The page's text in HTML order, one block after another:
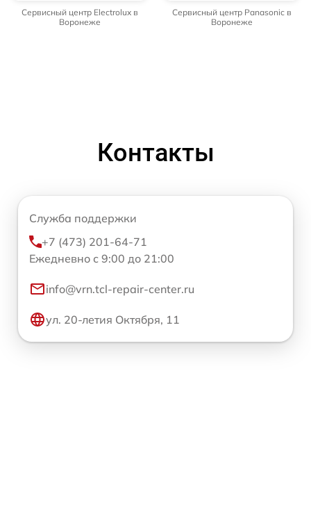
Сервисный центр Electrolux в
Воронеже
Сервисный центр Panasonic в
Воронеже
Контакты
Служба поддержки
+7 (473) 201-64-71
Ежедневно с 9:00 до 21:00
info@vrn.tcl-repair-center.ru
ул. 20-летия Октября, 11